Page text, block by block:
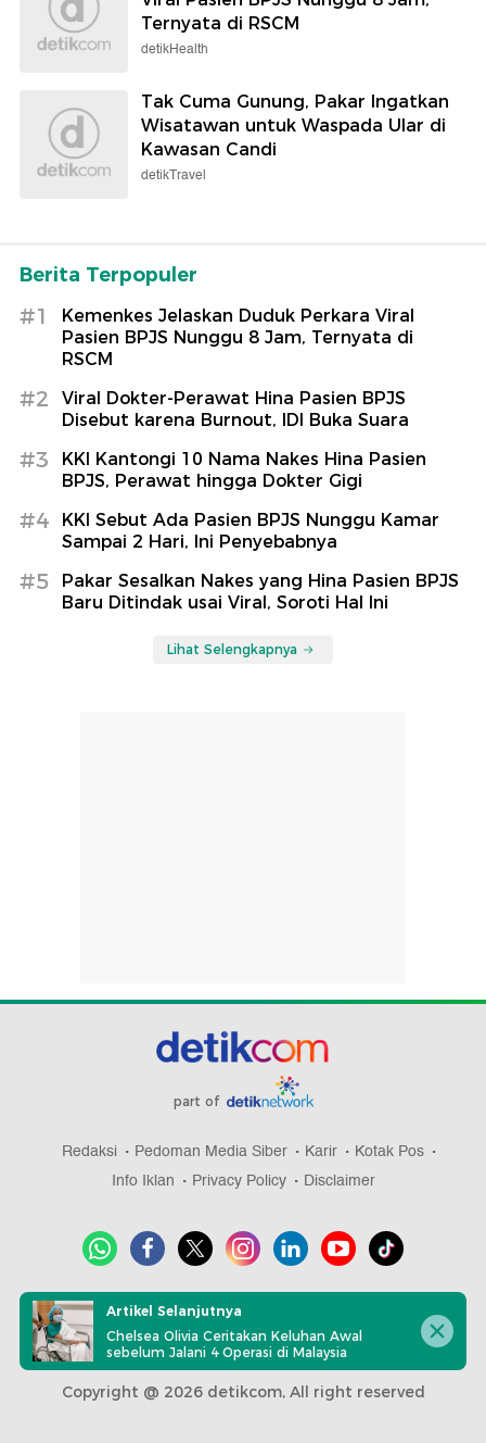
Ternyata di RSCM
detikHealth
Tak Cuma Gunung, Pakar Ingatkan
Wisatawan untuk Waspada Ular di
Kawasan Candi
detikTravel
Berita Terpopuler
#1
Kemenkes Jelaskan Duduk Perkara Viral
Pasien BPJS Nunggu 8 Jam, Ternyata di
RSCM
#2
Viral Dokter-Perawat Hina Pasien BPJS
Disebut karena Burnout, IDI Buka Suara
#3
KKI Kantongi 10 Nama Nakes Hina Pasien
BPJS, Perawat hingga Dokter Gigi
#4
KKI Sebut Ada Pasien BPJS Nunggu Kamar
Sampai 2 Hari, Ini Penyebabnya
#5
Pakar Sesalkan Nakes yang Hina Pasien BPJS
Baru Ditindak usai Viral, Soroti Hal Ini
Lihat Selengkapnya
part of
Redaksi Pedoman Media Siber Karir
Kotak Pos
Info Iklan
Privacy Policy Disclaimer
Copyright @ 2026 detikcom, All right reserved
Artikel Selanjutnya
Chelsea Olivia Ceritakan Keluhan Awal
sebelum Jalani 4 Operasi di Malaysia